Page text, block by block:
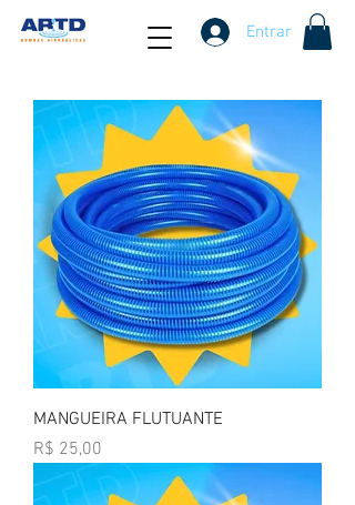
Entrar
MANGUEIRA FLUTUANTE
Preço
R$ 25,00